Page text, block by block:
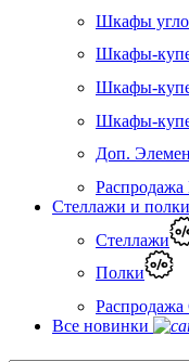
Шкафы
Шкафы-
Шкафы-
Шкафы-
Доп.
Стеллажи и полки
Стеллажи
Полки
Все новинки